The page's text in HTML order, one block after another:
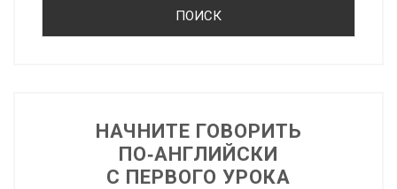
НАЧНИТЕ ГОВОРИТЬ
ПО‑АНГЛИЙСКИ
С ПЕРВОГО УРОКА